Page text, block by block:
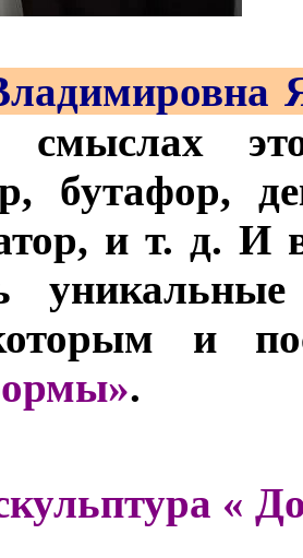
смыслах
бутафор,
и т. д. И
и
.
«